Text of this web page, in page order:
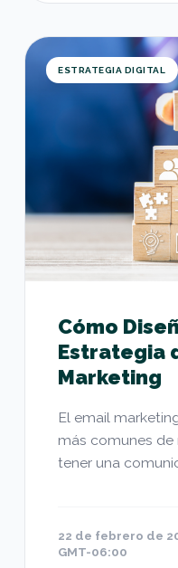
Cómo Diseñar una
ESTRATEGIA DIGITAL
Cómo
Estrategia
Marketing
El email
más comunes
tener una
22 de febrero de
GMT-06:00